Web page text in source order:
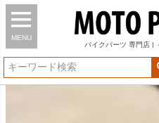
MENU
バイク パーツ 専門店 |